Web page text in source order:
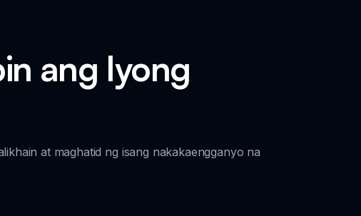
ang Iyong
at maghatid ng isang nakakaengganyo na